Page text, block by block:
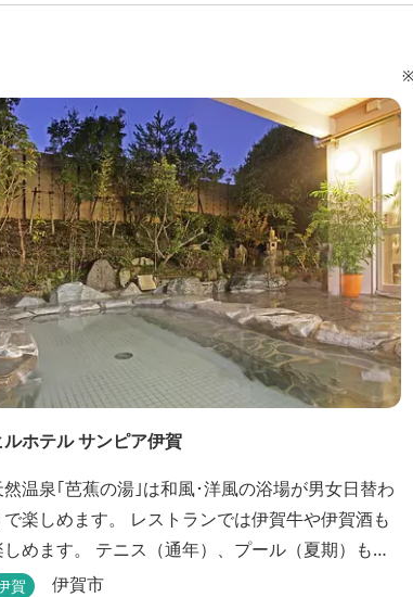
ルホテル サンピア伊賀
然温泉｢芭蕉の湯｣は和風･洋風の浴場が男女日替わ
で楽しめます。 レストランでは伊賀牛や伊賀酒も
しめます。 テニス（通年）、プール（夏期）もあ
ます。 伊賀流手裏剣道場、忍者変身処を常設して
賀 伊賀市